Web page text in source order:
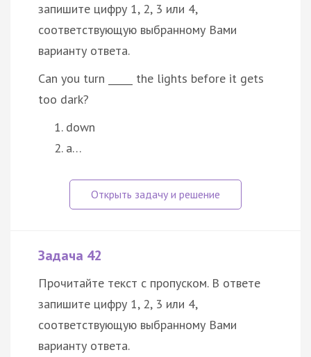
запишите цифру 1, 2, 3 или 4,
соответствующую выбранному Вами
варианту ответа.
Can you turn _____ the lights before it gets
too dark?
down
a…
Задача 42
Прочитайте текст с пропуском. В ответе
запишите цифру 1, 2, 3 или 4,
соответствующую выбранному Вами
варианту ответа.